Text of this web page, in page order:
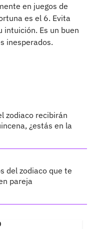
en juegos de
es el 6. Evita
intuición. Es un buen
inesperados.
zodiaco recibirán
¿estás en la
del zodiaco que te
pareja